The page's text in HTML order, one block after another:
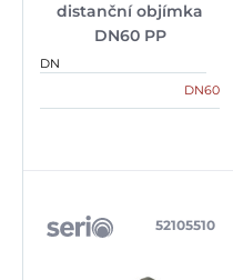
distanční objímka
DN60 PP
DN
DN60
52105510